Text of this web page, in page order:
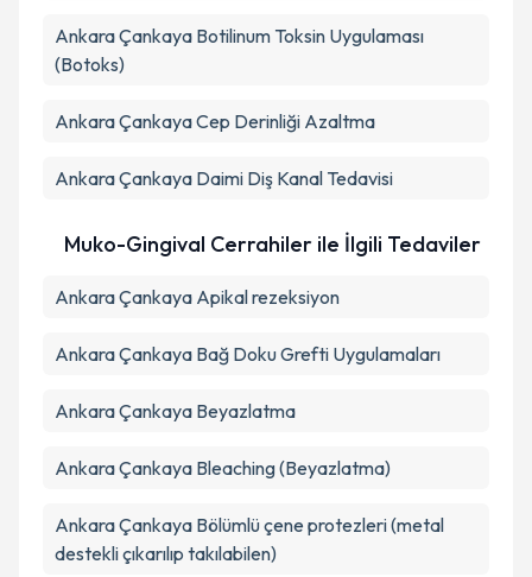
Ankara Çankaya Botilinum Toksin Uygulaması
(Botoks)
Ankara Çankaya Cep Derinliği Azaltma
Ankara Çankaya Daimi Diş Kanal Tedavisi
Muko-Gingival Cerrahiler ile İlgili Tedaviler
Ankara Çankaya Apikal rezeksiyon
Ankara Çankaya Bağ Doku Grefti Uygulamaları
Ankara Çankaya Beyazlatma
Ankara Çankaya Bleaching (Beyazlatma)
Ankara Çankaya Bölümlü çene protezleri (metal
destekli çıkarılıp takılabilen)